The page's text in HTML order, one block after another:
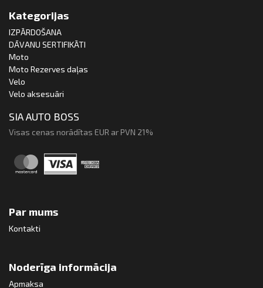
Kategorijas
IZPĀRDOŠANA
DĀVANU SERTIFIKĀTI
Moto
Moto Rezerves daļas
Velo
Velo aksesuāri
SIA AUTO BOSS
Visas cenas norādītas EUR ar PVN 21%
Par mums
Kontakti
Noderīga informācija
Apmaksa